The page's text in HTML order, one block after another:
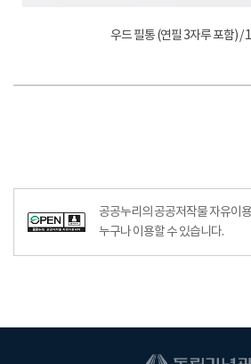
우드 필통 (연필 3자루 포함) /
공공누리공공저작물자유이용허락–출처표시이
공공누리의 공공저작물 자유이
누구나 이용할 수 있습니다.